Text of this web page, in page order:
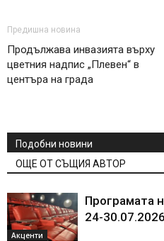
Предишна новина
Продължава инвазията върху
цветния надпис „Плевен“ в
центъра на града
Подобни новини
ОЩЕ ОТ СЪЩИЯ АВТОР
Акценти
Програмата
24-